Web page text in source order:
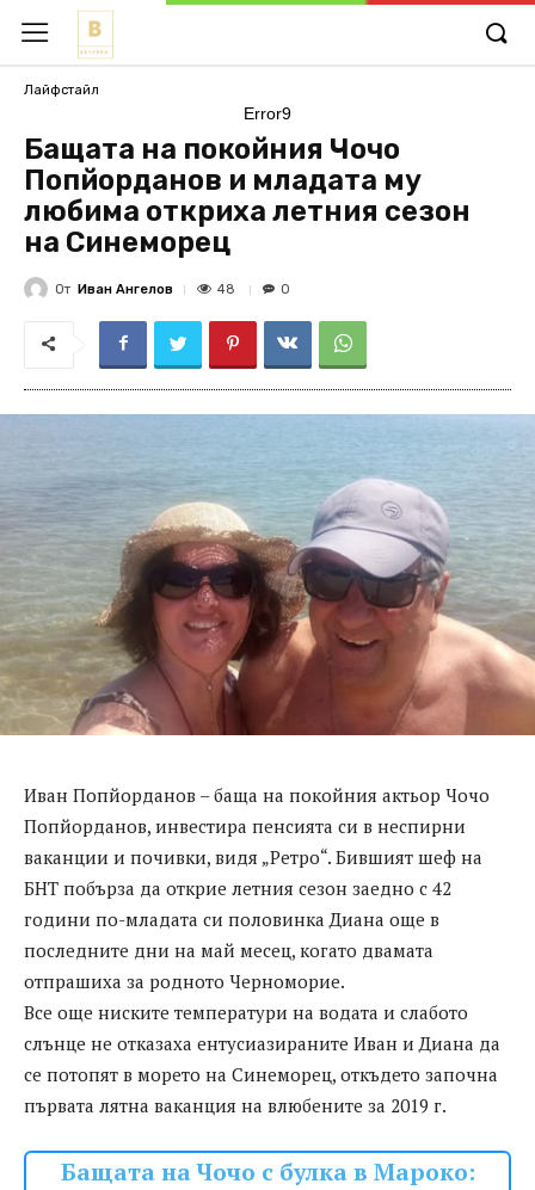
Лайфстайл
Error9
Бащата на покойния Чочо
Попйорданов и младата му
любима откриха летния сезон
на Синеморец
От Иван Ангелов 48 0
Иван Попйорданов – баща на покойния актьор Чочо
Попйорданов, инвестира пенсията си в неспирни
ваканции и почивки, видя „Ретро“. Бившият шеф на
БНТ побърза да открие летния сезон заедно с 42
години по-младата си половинка Диана още в
последните дни на май месец, когато двамата
отпрашиха за родното Черноморие.
Все още ниските температури на водата и слабото
слънце не отказаха ентусиазираните Иван и Диана да
се потопят в морето на Синеморец, откъдето започна
първата лятна ваканция на влюбените за 2019 г.
Бащата на Чочо с булка в Мароко: